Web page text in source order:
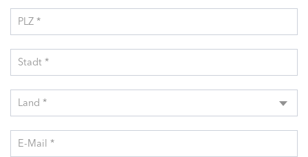
PLZ *
Stadt *
Land *
E-Mail *